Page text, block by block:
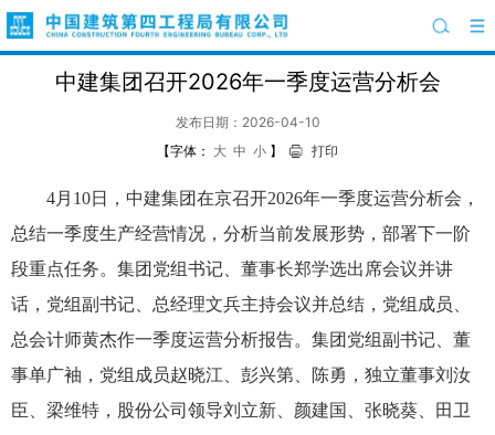
中建集团召开2026年一季度运营分析会
发布日期：2026-04-10
【字体： 大 中 小 】 打印
4月10日，中建集团在京召开2026年一季度运营分析会，
总结一季度生产经营情况，分析当前发展形势，部署下一阶
段重点任务。集团党组书记、董事长郑学选出席会议并讲
话，党组副书记、总经理文兵主持会议并总结，党组成员、
总会计师黄杰作一季度运营分析报告。集团党组副书记、董
事单广袖，党组成员赵晓江、彭兴第、陈勇，独立董事刘汝
臣、梁维特，股份公司领导刘立新、颜建国、张晓葵、田卫